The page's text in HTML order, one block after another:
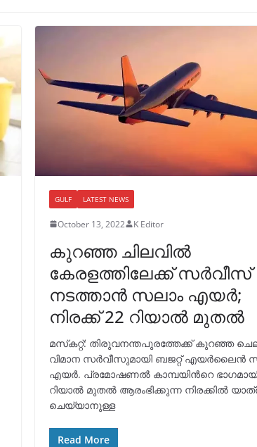
GULF LATEST NEWS
October 13, 2022 K Editor
കുറഞ്ഞ ചിലവിൽ
കേരളത്തിലേക്ക് സർവീസ്
നടത്താൻ സലാം എയർ;
നിരക്ക് 22 റിയാല്‍ മുതൽ
മസ്‌കറ്റ്: തിരുവനന്തപുരത്തേക്ക് കുറഞ്ഞ
വിമാന സർവീസുമായി ബജറ്റ് എയര്‍ലൈന്‍
എയര്‍. പ്രമോഷണൽ കാമ്പയിന്‍റെ
റിയാൽ മുതൽ ആരംഭിക്കുന്ന നിരക്കിൽ
ചെയ്യാനുള്ള
Read More